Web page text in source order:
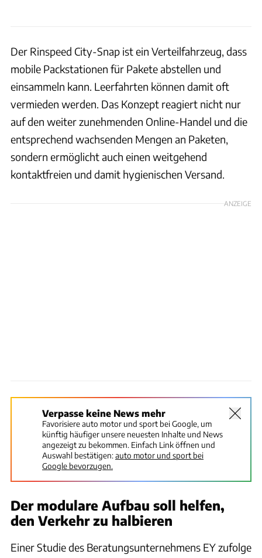
Der Rinspeed City-Snap ist ein Verteilfahrzeug, dass
mobile Packstationen für Pakete abstellen und
einsammeln kann. Leerfahrten können damit oft
vermieden werden. Das Konzept reagiert nicht nur
auf den weiter zunehmenden Online-Handel und die
entsprechend wachsenden Mengen an Paketen,
sondern ermöglicht auch einen weitgehend
kontaktfreien und damit hygienischen Versand.
ANZEIGE
Verpasse keine News mehr
Favorisiere auto motor und sport bei Google, um
künftig häufiger unsere neuesten Inhalte und News
angezeigt zu bekommen. Einfach Link öffnen und
Auswahl bestätigen:auto motor und sport bei
Google bevorzugen.
Der modulare Aufbau soll helfen,
den Verkehr zu halbieren
Einer Studie des Beratungsunternehmens EY zufolge